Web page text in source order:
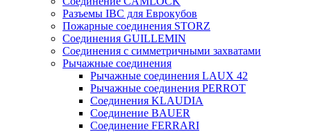
Разъемы IBC для Еврокубов
Пожарные соединения STORZ
Соединения GUILLEMIN
Соединения с симметричными захватами
Рычажные соединения
Рычажные соединения LAUX 42
Рычажные соединения PERROT
Соединения KLAUDIA
Соединение BAUER
Соединение FERRARI